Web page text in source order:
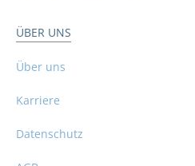
ÜBER UNS
Über uns
Karriere
Datenschutz